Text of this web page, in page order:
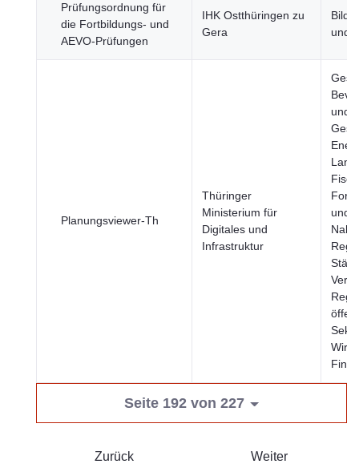
Prüfungsordnung für
die Fortbildungs- und
AEVO-Prüfungen
IHK Ostthüringen zu
Gera
und
Planungsviewer-Th
Thüringer
Ministerium für
Digitales und
Infrastruktur
und
und
Seite 192 von 227
Zurück Weiter